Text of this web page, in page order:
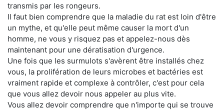
transmis par les rongeurs.
Il faut bien comprendre que la maladie du rat est loin d'être
un mythe, et qu'elle peut même causer la mort d'un
homme, ne vous y risquez pas et appelez-nous dès
maintenant pour une dératisation d'urgence.
Une fois que les surmulots s'avèrent être installés chez
vous, la prolifération de leurs microbes et bactéries est
vraiment rapide et complexe à contrôler, c'est pour cela
que vous allez devoir nous appeler au plus vite.
Vous allez devoir comprendre que n'importe qui se trouve